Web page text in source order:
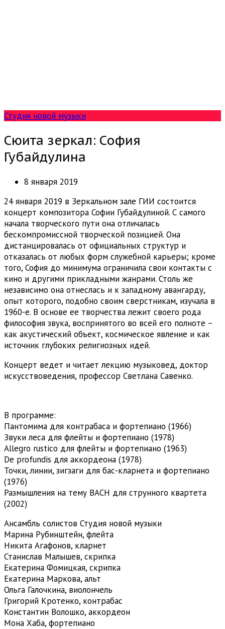
Студия новой музыки
Сюита зеркал: София
Губайдулина
8 января 2019
24 января 2019 в Зеркальном зале ГИИ состоится
концерт композитора Софии Губайдулиной. С самого
начала творческого пути она отличалась
бескомпромиссной творческой позицией. Она
дистанцировалась от официальных структур и
отказалась от любых форм служебной карьеры; кроме
того, София до минимума ограничила свои контакты с
кино и другими прикладными жанрами. Столь же
независимо она отнеслась и к западному авангарду,
опыт которого, подобно своим сверстникам, изучала в
1960-е. В основе ее творчества лежит своего рода
философия звука, воспринятого во всей его полноте –
как акустический объект, космическое явление и как
источник глубоких религиозных идей.
Концерт ведет и читает лекцию музыковед, доктор
искусствоведения, профессор Светлана Савенко.
В программе:
Пантомима для контрабаса и фортепиано (1966)
Звуки леса для флейты и фортепиано (1978)
Allegro rustico для флейты и фортепиано (1963)
De profundis для аккордеона (1978)
Точки, линии, зигзаги для бас-кларнета и фортепиано
(1976)
Размышления на тему BACH для струнного квартета
(2002)
Ансамбль солистов Студия новой музыки
Марина Рубинштейн, флейта
Никита Агафонов, кларнет
Станислав Малышев, скрипка
Екатерина Фомицкая, скрипка
Екатерина Маркова, альт
Ольга Галочкина, виолончель
Григорий Кротенко, контрабас
Константин Волошко, аккордеон
Мона Хаба, фортепиано